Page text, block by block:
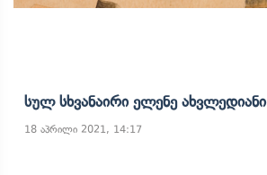
Სულ Სხვანაირი Ელენე Ახვლედიანი
18 აპრილი 2021, 14:17